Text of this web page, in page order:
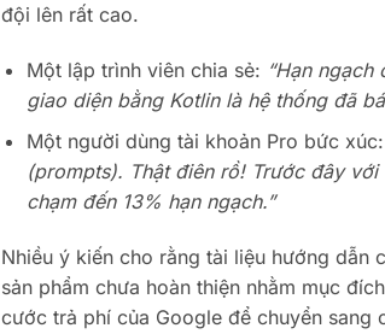
đội lên rất cao.
Một lập trình viên chia sẻ: “Hạn
giao diện bằng Kotlin là hệ thống đã
Một người dùng tài khoản Pro bức xúc:
(prompts). Thật điên rồ! Trước đây
chạm đến 13% hạn ngạch.”
Nhiều ý kiến cho rằng tài liệu hướng dẫn
sản phẩm chưa hoàn thiện nhằm mục
cước trả phí của Google để chuyển sang